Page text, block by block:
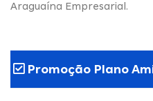
Araguaína Empresarial.
Promoção Plano